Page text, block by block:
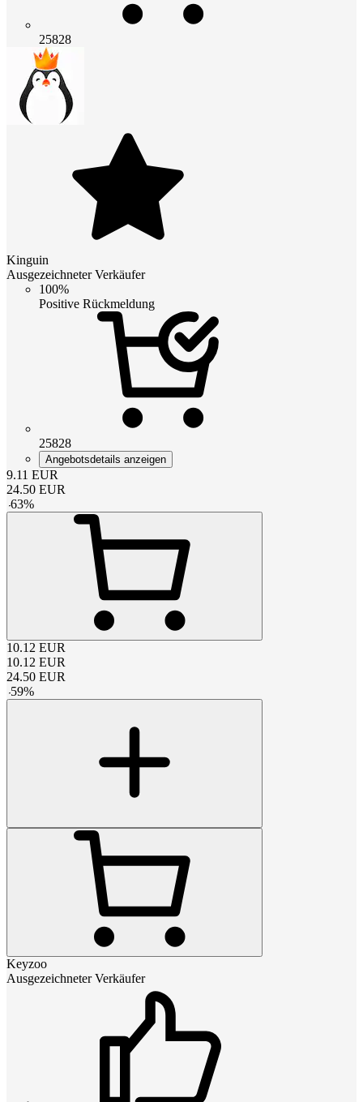
25828
Kinguin
Ausgezeichneter Verkäufer
100%
Positive Rückmeldung
25828
Angebotsdetails anzeigen
9.11 EUR
24.50 EUR
-63%
10.12 EUR
10.12 EUR
24.50 EUR
-59%
Keyzoo
Ausgezeichneter Verkäufer